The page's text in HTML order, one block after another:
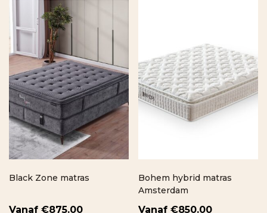
Black Zone matras
€875.00
Bohem hybrid matras
Amsterdam
€850.00